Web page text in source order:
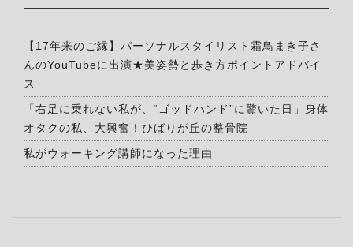
【17年来のご縁】パーソナルスタイリスト霜鳥まき子さ
んのYouTubeに出演★美姿勢と歩き方ポイントアドバイ
ス
「右足に乗れない私が、“ゴッドハンド”に驚いた日」身体
オタクの私、大興奮！ひばりが丘の整骨院
私がウォーキング講師になった理由